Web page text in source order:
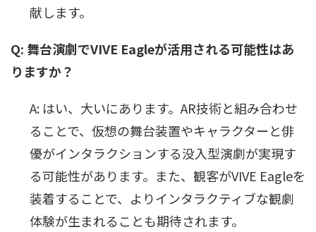
献します。
Q: 舞台演劇でVIVE Eagleが活用される可能性はあ
りますか？
A: はい、大いにあります。AR技術と組み合わせ
ることで、仮想の舞台装置やキャラクターと俳
優がインタラクションする没入型演劇が実現す
る可能性があります。また、観客がVIVE Eagleを
装着することで、よりインタラクティブな観劇
体験が生まれることも期待されます。